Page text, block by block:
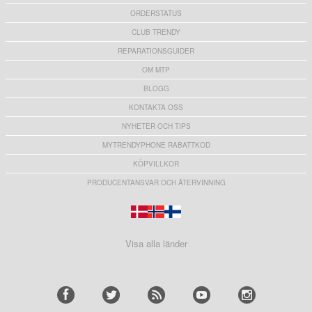
ORDERSTATUS
CLUB TRENDY
REPARATIONSGUIDER
OM MTP
BLOGG
KONTAKTA OSS
NYHETER OCH TIPS
MYTRENDYPHONE RABATTKOD
KÖPVILLKOR
PRODUCENTANSVAR OCH ÅTERVINNING
Visa alla länder